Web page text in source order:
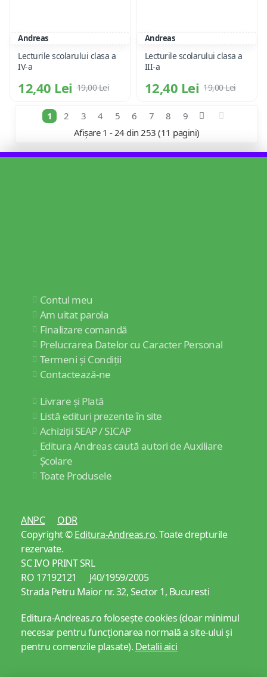
Andreas
Lecturile scolarului clasa a
IV-a
12,40 Lei 19,00 Lei
Andreas
Lecturile scolarului clasa a
III-a
12,40 Lei 19,00 Lei
1 2 3 4 5 6 7 8
9
Afișare 1 - 24 din 253 (11 pagini)
Contul meu
Am uitat parola
Finalizare comandă
Prelucrarea Datelor cu Caracter Personal
Termeni și Condiții
Contactează-ne
Livrare și Plată
Listă edituri prezente în site
Achiziții SEAP / SICAP
Editura Andreas caută autori de Auxiliare
Școlare
Toate Produsele
ANPC
ODR
Copyright ©Editura-Andreas.ro. Toate drepturile
rezervate.
SC IVO PRINT SRL
RO 17192121 J40/1959/2005
Strada Petru Maior nr. 32, Sector 1, Bucuresti
Editura-Andreas.ro folosește cookies (doar minimul
necesar pentru funcționarea normală a site-ului și
pentru comenzile plasate). Detalii aici